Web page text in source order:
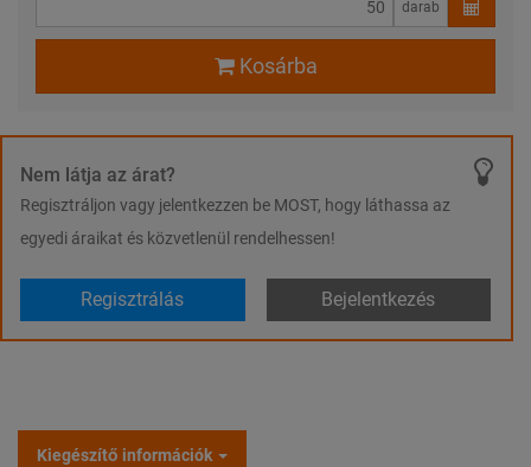
darab
Kosárba
Nem látja az árat?
Regisztráljon vagy jelentkezzen be MOST, hogy láthassa az
egyedi áraikat és közvetlenül rendelhessen!
Regisztrálás Bejelentkezés
Kiegészítő információk